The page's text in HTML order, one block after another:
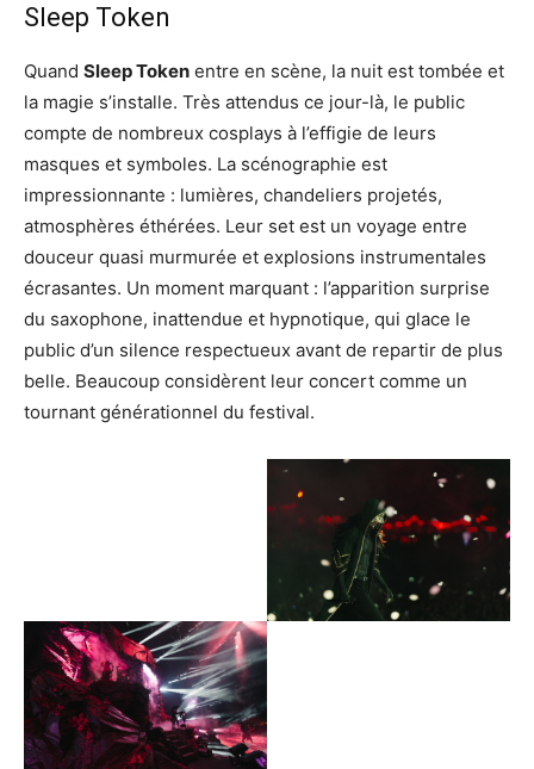
Sleep Token
Quand Sleep Token entre en scène, la nuit est tombée et
la magie s’installe. Très attendus ce jour-là, le public
compte de nombreux cosplays à l’effigie de leurs
masques et symboles. La scénographie est
impressionnante : lumières, chandeliers projetés,
atmosphères éthérées. Leur set est un voyage entre
douceur quasi murmurée et explosions instrumentales
écrasantes. Un moment marquant : l’apparition surprise
du saxophone, inattendue et hypnotique, qui glace le
public d’un silence respectueux avant de repartir de plus
belle. Beaucoup considèrent leur concert comme un
tournant générationnel du festival.